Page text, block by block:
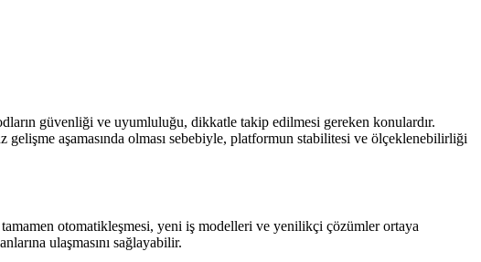
güvenliği ve uyumluluğu, dikkatle takip edilmesi gereken konulardır.
aşamasında olması sebebiyle, platformun stabilitesi ve ölçeklenebilirliği
otomatikleşmesi, yeni iş modelleri ve yenilikçi çözümler ortaya
ulaşmasını sağlayabilir.